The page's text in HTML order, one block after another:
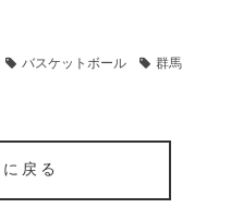
バスケットボール
群馬
戻る